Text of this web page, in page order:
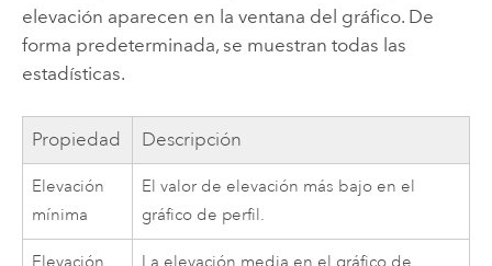
elevación aparecen en la ventana del gráfico. De
forma predeterminada, se muestran todas las
estadísticas.
Propiedad Descripción
Elevación
mínima
El valor de elevación más bajo en el
gráfico de perfil.